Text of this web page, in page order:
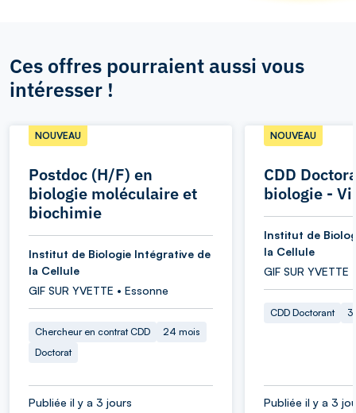
Ces offres pourraient aussi vous
intéresser !
Postdoc (H/F) en
biologie moléculaire et
biochimie
NOUVEAU
Institut de Biologie Intégrative de
la Cellule
GIF SUR YVETTE • Essonne
Chercheur en contrat CDD
24 mois
Doctorat
Publiée il y a 3 jours
CDD
biologie -
NOUVEAU
Institut de
la Cellule
GIF SUR YVETTE
CDD Doctorant
Publiée il y a 3